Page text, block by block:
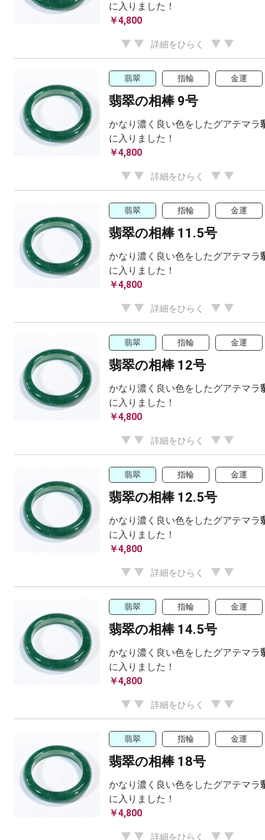
に入りました！
￥4,800
詳細をひらく
翡翠 指輪 金運
翡翠の相棒 9号
かなり濃く良い色をしたグアテマラ
に入りました！
￥4,800
詳細をひらく
翡翠 指輪 金運
翡翠の相棒 11.5号
かなり濃く良い色をしたグアテマラ
に入りました！
￥4,800
詳細をひらく
翡翠 指輪 金運
翡翠の相棒 12号
かなり濃く良い色をしたグアテマラ
に入りました！
￥4,800
詳細をひらく
翡翠 指輪 金運
翡翠の相棒 12.5号
かなり濃く良い色をしたグアテマラ
に入りました！
￥4,800
詳細をひらく
翡翠 指輪 金運
翡翠の相棒 14.5号
かなり濃く良い色をしたグアテマラ
に入りました！
￥4,800
詳細をひらく
翡翠 指輪 金運
翡翠の相棒 18号
かなり濃く良い色をしたグアテマラ
に入りました！
￥4,800
詳細をひらく